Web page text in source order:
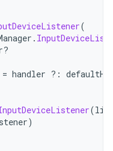
(
.
= handler ?:
(
)